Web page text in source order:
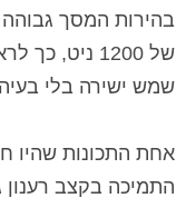
של 1200
שמש ישירה בלי
אחת התכונות שהיו
התמיכה בקצב